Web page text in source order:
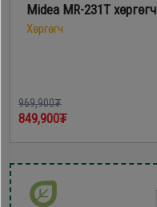
Midea MR-231T хөргөгч
Хөргөгч
969,900₮
849,900₮